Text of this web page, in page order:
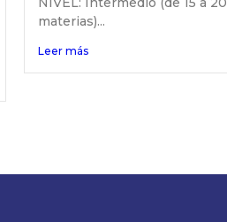
materias)...
Leer más